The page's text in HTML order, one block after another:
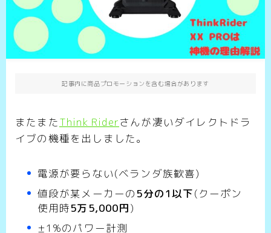
記事内に商品プロモーションを含む場合があります
またまたThink Riderさんが凄いダイレクトドラ
イブの機種を出しました。
電源が要らない(ベランダ族歓喜)
値段が某メーカーの 5分の1以下(クーポン
使用時5万5,000円)
±1%のパワー計測